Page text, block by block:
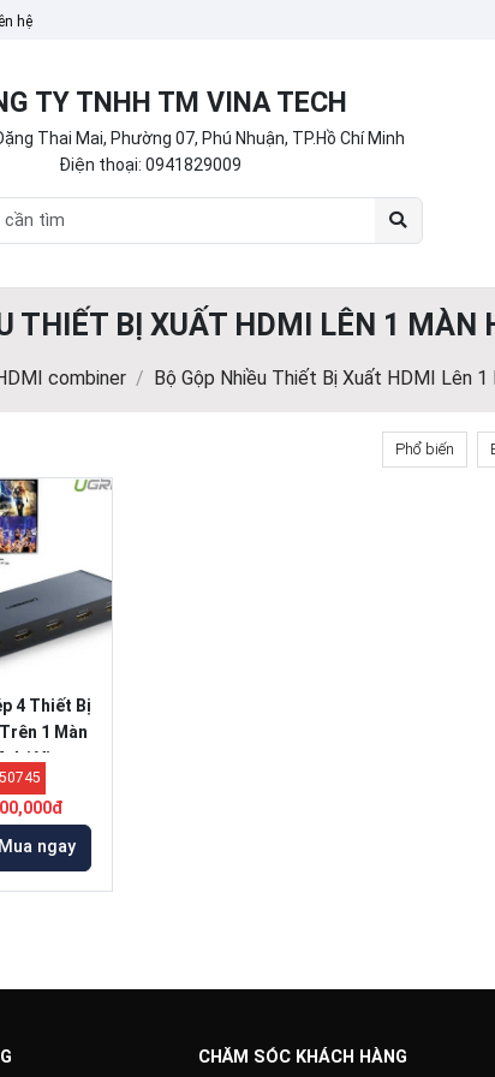
hệ
TY TNHH TM VINA TECH
Thai Mai, Phường 07, Phú Nhuận, TP.Hồ Chí Minh
Điện thoại: 0941829009
THIẾT BỊ XUẤT HDMI LÊN 1 MÀN
combiner Bộ Gộp Nhiều Thiết Bị Xuất HDMI Lên 1
Phổ biến
4 Thiết Bị
1 Màn
Viewer
50745
50745
Mua ngay
CHĂM SÓC KHÁCH HÀNG